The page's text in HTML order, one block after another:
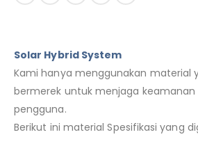
Solar Hybrid System
Kami hanya menggunakan material
bermerek untuk menjaga
pengguna.
Berikut ini material Spesifikasi yang